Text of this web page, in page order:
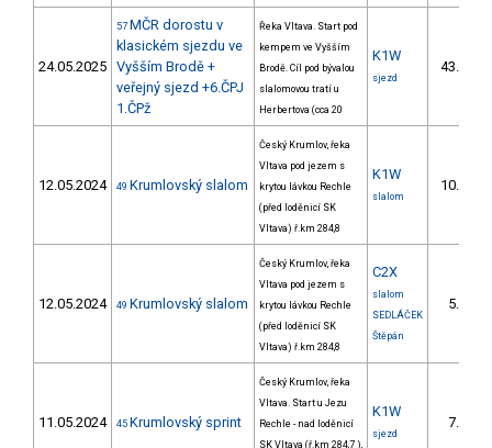
24.05.2025
57 MČR dorostu v
klasickém sjezdu ve
Vyšším Brodě +
veřejný sjezd +6.ČPJ
1.ČPž
Řeka Vltava. Start pod
kempem ve Vyšším
Brodě. Cíl pod bývalou
slalomovou tratí u
Herbertova (cca 20
K1W
sjezd
43.
12.05.2024 49 Krumlovský slalom
Český Krumlov, řeka
Vltava pod jezem s
krytou lávkou Rechle
(před loděnicí SK
Vltava) ř.km 284,8
K1W
slalom
10.
12.05.2024 49 Krumlovský slalom
Český Krumlov, řeka
Vltava pod jezem s
krytou lávkou Rechle
(před loděnicí SK
Vltava) ř.km 284,8
C2X
slalom
SEDLÁČEK
Štěpán
5.
11.05.2024 45 Krumlovský sprint
Český Krumlov, řeka
Vltava. Start u Jezu
Rechle - nad loděnicí
SK Vltava (ř.km 284,7 ),
K1W
sjezd
7.